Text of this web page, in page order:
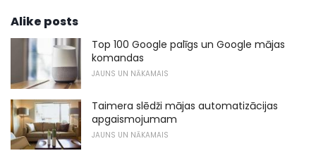
Alike posts
Top 100 Google palīgs un Google mājas
komandas
JAUNS UN NĀKAMAIS
Taimera slēdži mājas automatizācijas
apgaismojumam
JAUNS UN NĀKAMAIS